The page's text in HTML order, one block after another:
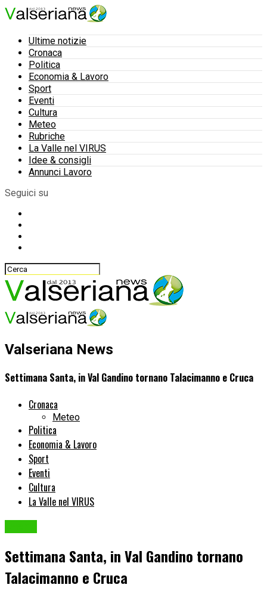
Ultime notizie
Cronaca
Politica
Economia & Lavoro
Sport
Eventi
Cultura
Meteo
Rubriche
La Valle nel VIRUS
Idee & consigli
Annunci Lavoro
Seguici su
Valseriana News
Settimana Santa, in Val Gandino tornano Talacimanno e Cruca
Cronaca
Meteo
Politica
Economia & Lavoro
Sport
Eventi
Cultura
La Valle nel VIRUS
Settimana Santa, in Val Gandino tornano
Talacimanno e Cruca